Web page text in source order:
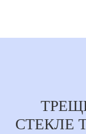
СТЕКЛЕ